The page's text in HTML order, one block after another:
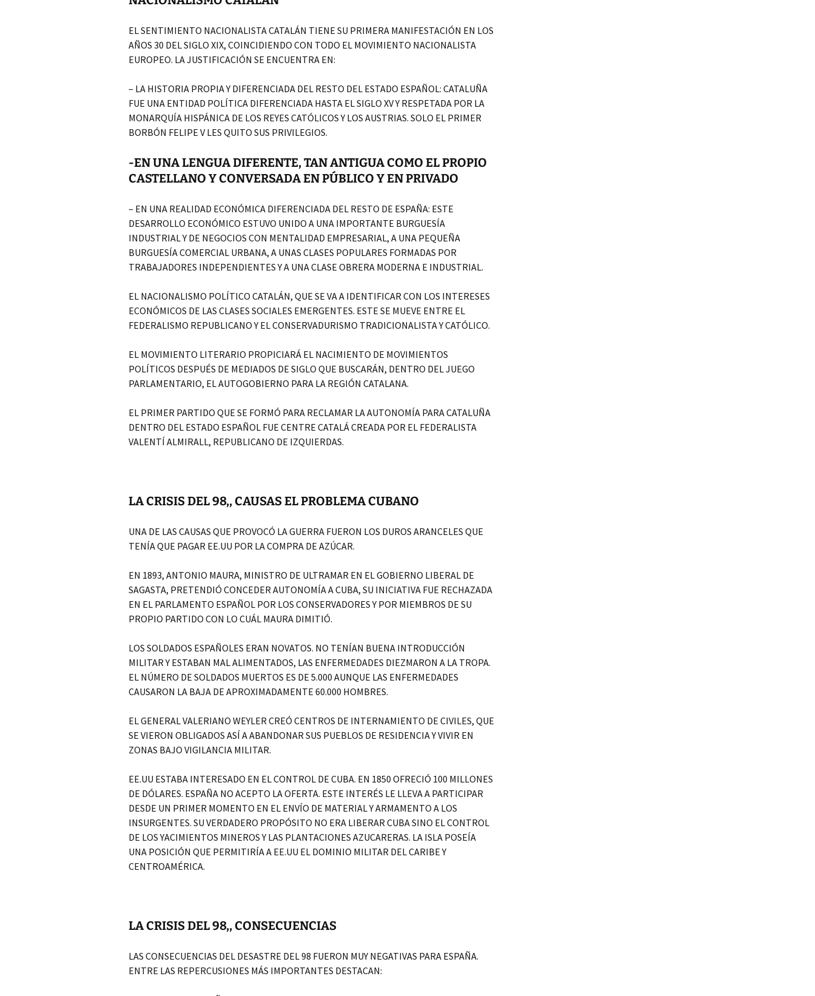
EL SENTIMIENTO NACIONALISTA CATALÁN TIENE SU PRIMERA MANIFESTACIÓN EN LOS
AÑOS 30 DEL SIGLO XIX, COINCIDIENDO CON TODO EL MOVIMIENTO NACIONALISTA
EUROPEO. LA JUSTIFICACIÓN SE ENCUENTRA EN:
– LA HISTORIA PROPIA Y DIFERENCIADA DEL RESTO DEL ESTADO ESPAÑOL: CATALUÑA
FUE UNA ENTIDAD POLÍTICA DIFERENCIADA HASTA EL SIGLO XV Y RESPETADA POR LA
MONARQUÍA HISPÁNICA DE LOS REYES CATÓLICOS Y LOS AUSTRIAS. SOLO EL PRIMER
BORBÓN FELIPE V LES QUITO SUS PRIVILEGIOS.
-EN UNA LENGUA DIFERENTE, TAN ANTIGUA COMO EL PROPIO
CASTELLANO Y CONVERSADA EN PÚBLICO Y EN PRIVADO
– EN UNA REALIDAD ECONÓMICA DIFERENCIADA DEL RESTO DE ESPAÑA: ESTE
DESARROLLO ECONÓMICO ESTUVO UNIDO A UNA IMPORTANTE BURGUESÍA
INDUSTRIAL Y DE NEGOCIOS CON MENTALIDAD EMPRESARIAL, A UNA PEQUEÑA
BURGUESÍA COMERCIAL URBANA, A UNAS CLASES POPULARES FORMADAS POR
TRABAJADORES INDEPENDIENTES Y A UNA CLASE OBRERA MODERNA E INDUSTRIAL.
EL NACIONALISMO POLÍTICO CATALÁN, QUE SE VA A IDENTIFICAR CON LOS INTERESES
ECONÓMICOS DE LAS CLASES SOCIALES EMERGENTES. ESTE SE MUEVE ENTRE EL
FEDERALISMO REPUBLICANO Y EL CONSERVADURISMO TRADICIONALISTA Y CATÓLICO.
EL MOVIMIENTO LITERARIO PROPICIARÁ EL NACIMIENTO DE MOVIMIENTOS
POLÍTICOS DESPUÉS DE MEDIADOS DE SIGLO QUE BUSCARÁN, DENTRO DEL JUEGO
PARLAMENTARIO, EL AUTOGOBIERNO PARA LA REGIÓN CATALANA.
EL PRIMER PARTIDO QUE SE FORMÓ PARA RECLAMAR LA AUTONOMÍA PARA CATALUÑA
DENTRO DEL ESTADO ESPAÑOL FUE CENTRE CATALÁ CREADA POR EL FEDERALISTA
VALENTÍ ALMIRALL, REPUBLICANO DE IZQUIERDAS.
LA CRISIS DEL 98,, CAUSAS EL PROBLEMA CUBANO
UNA DE LAS CAUSAS QUE PROVOCÓ LA GUERRA FUERON LOS DUROS ARANCELES QUE
TENÍA QUE PAGAR EE.UU POR LA COMPRA DE AZÚCAR.
EN 1893, ANTONIO MAURA, MINISTRO DE ULTRAMAR EN EL GOBIERNO LIBERAL DE
SAGASTA, PRETENDIÓ CONCEDER AUTONOMÍA A CUBA, SU INICIATIVA FUE RECHAZADA
EN EL PARLAMENTO ESPAÑOL POR LOS CONSERVADORES Y POR MIEMBROS DE SU
PROPIO PARTIDO CON LO CUÁL MAURA DIMITIÓ.
LOS SOLDADOS ESPAÑOLES ERAN NOVATOS. NO TENÍAN BUENA INTRODUCCIÓN
MILITAR Y ESTABAN MAL ALIMENTADOS, LAS ENFERMEDADES DIEZMARON A LA TROPA.
EL NÚMERO DE SOLDADOS MUERTOS ES DE 5.000 AUNQUE LAS ENFERMEDADES
CAUSARON LA BAJA DE APROXIMADAMENTE 60.000 HOMBRES.
EL GENERAL VALERIANO WEYLER CREÓ CENTROS DE INTERNAMIENTO DE CIVILES, QUE
SE VIERON OBLIGADOS ASÍ A ABANDONAR SUS PUEBLOS DE RESIDENCIA Y VIVIR EN
ZONAS BAJO VIGILANCIA MILITAR.
EE.UU ESTABA INTERESADO EN EL CONTROL DE CUBA. EN 1850 OFRECIÓ 100 MILLONES
DE DÓLARES. ESPAÑA NO ACEPTO LA OFERTA. ESTE INTERÉS LE LLEVA A PARTICIPAR
DESDE UN PRIMER MOMENTO EN EL ENVÍO DE MATERIAL Y ARMAMENTO A LOS
INSURGENTES. SU VERDADERO PROPÓSITO NO ERA LIBERAR CUBA SINO EL CONTROL
DE LOS YACIMIENTOS MINEROS Y LAS PLANTACIONES AZUCARERAS. LA ISLA POSEÍA
UNA POSICIÓN QUE PERMITIRÍA A EE.UU EL DOMINIO MILITAR DEL CARIBE Y
CENTROAMÉRICA.
LA CRISIS DEL 98,, CONSECUENCIAS
LAS CONSECUENCIAS DEL DESASTRE DEL 98 FUERON MUY NEGATIVAS PARA ESPAÑA.
ENTRE LAS REPERCUSIONES MÁS IMPORTANTES DESTACAN: